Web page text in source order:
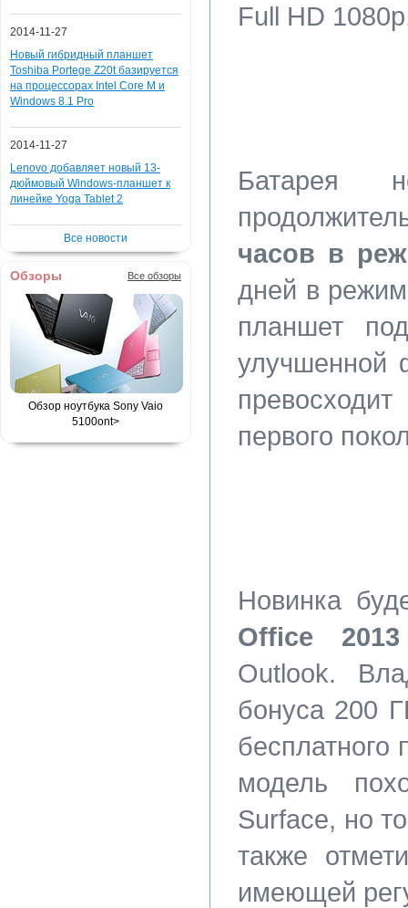
2014-11-27
Новый гибридный планшет
Toshiba Portege Z20t базируется
на процессорах Intel Core M и
Windows 8.1 Pro
2014-11-27
Lenovo добавляет новый 13-
дюймовый Windows-планшет к
линейке Yoga Tablet 2
Все новости
Обзоры Все обзоры
Обзор ноутбука Sony Vaio
5100ont>
Full HD
Батарея
часов в
дней в
планшет
улучшенной
первого
Новинка
Office
Outlook.
бонуса 200
бесплатного
модель
Surface, но
также
имеющей